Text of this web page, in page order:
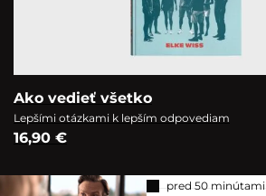
Ako vedieť všetko
Lepšími otázkami k lepším odpovediam
16,90 €
pred 50 minútami